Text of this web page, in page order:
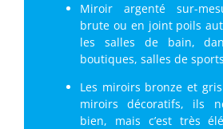
Miroir argenté sur-
brute ou en joint poils
les salles de bain,
boutiques, salles de
Les miroirs bronze et
miroirs décoratifs, ils
bien, mais c’est très